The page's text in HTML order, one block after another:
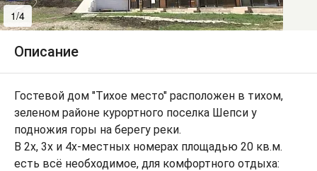
1/4
Описание
Гостевой дом "Тихое место" расположен в тихом,
зеленом районе курортного поселка Шепси у
подножия горы на берегу реки.
В 2х, 3х и 4х-местных номерах площадью 20 кв.м.
есть всё необходимое, для комфортного отдыха: